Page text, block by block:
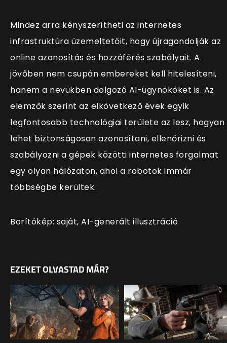
Mindez arra kényszerítheti az internetes
infrastruktúra üzemeltetőit, hogy újragondolják az
online azonosítás és hozzáférés szabályait. A
jövőben nem csupán embereket kell hitelesíteni,
hanem a nevükben dolgozó AI-ügynököket is. Az
elemzők szerint az elkövetkező évek egyik
legfontosabb technológiai területe az lesz, hogyan
lehet biztonságosan azonosítani, ellenőrizni és
szabályozni a gépek közötti internetes forgalmat
egy olyan hálózaton, ahol a robotok immár
többségbe kerültek.
Borítókép: saját, AI-generált illusztráció
EZEKET OLVASTAD MÁR?